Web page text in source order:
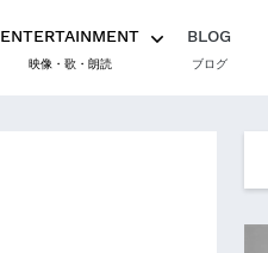
ENTERTAINMENT
映像・歌・朗読
BLOG
ブログ